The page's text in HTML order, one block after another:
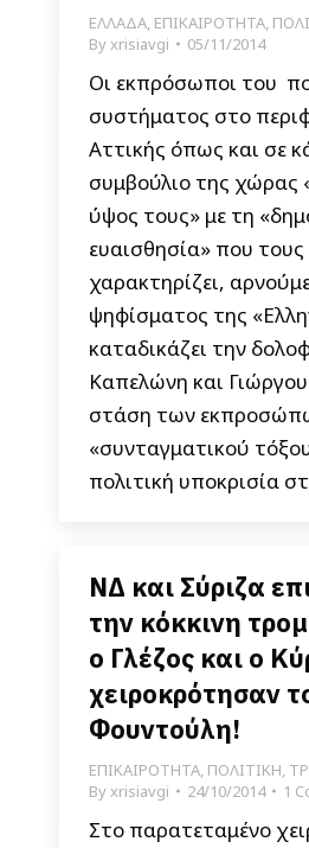
ΕΛΛΑΔΑ, ΕΠΙΚΑΙΡΟΤΗΤΑ,
Byxrisiavgi 05/11/2014
Οι εκπρόσωποι του
συστήματος στο
Αττικής όπως και σε
συμβούλιο της χώρας
ύψος τους» με τη
ευαισθησία» που τους
χαρακτηρίζει,
ψηφίσματος της
καταδικάζει την
Καπελώνη και
στάση των
«συνταγματικού
πολιτική υποκρισία
ΝΔ και Σύριζα
την κόκκινη
ο Γλέζος και ο
χειροκρότησαν
Φουντούλη!
ΕΠΙΚΑΙΡΟΤΗΤΑ, ΠΟΛΙΤΙΚΗ,
Byxrisiavgi 24/10/2014 1
Στο παρατεταμένο